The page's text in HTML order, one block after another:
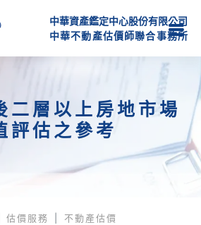
中華資產鑑定中心股份有限公司
中華不動產估價師聯合事務所
二層以上房地市場
評估之參考
估價服務
不動產估價